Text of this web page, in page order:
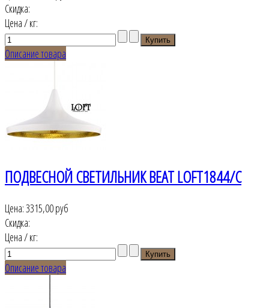
Скидка:
Цена / кг:
Описание товара
ПОДВЕСНОЙ СВЕТИЛЬНИК BEAT LOFT1844/C
Цена:3315,00 руб
Скидка:
Цена / кг:
Описание товара